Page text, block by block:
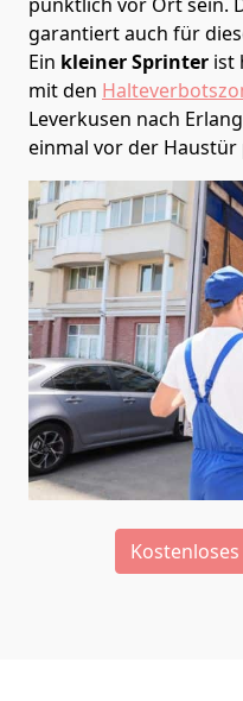
garantiert auch für
Ein kleiner Sprinter ist
mit den
Leverkusen nach
einmal vor der Haustür